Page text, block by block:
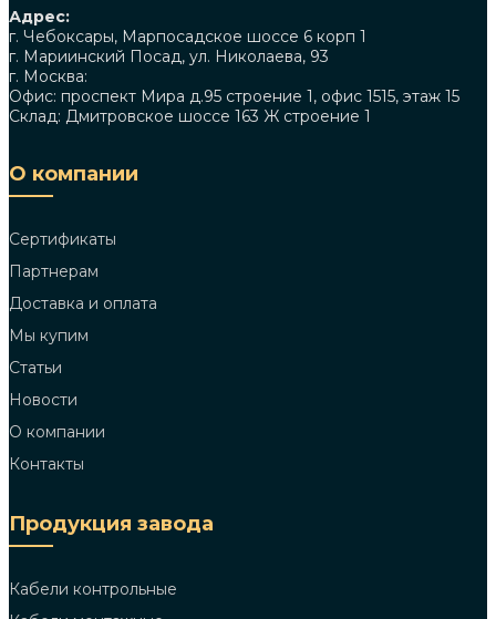
Адрес:
г. Чебоксары, Марпосадское шоссе 6 корп 1
г. Мариинский Посад, ул. Николаева, 93
г. Москва:
Офис: проспект Мира д.95 строение 1, офис 1515, этаж 15
Склад: Дмитровское шоссе 163 Ж строение 1
О компании
Сертификаты
Партнерам
Доставка и оплата
Мы купим
Статьи
Новости
О компании
Контакты
Продукция завода
Кабели контрольные